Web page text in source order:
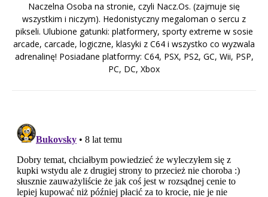
Naczelna Osoba na stronie, czyli Nacz.Os. (zajmuje się
wszystkim i niczym). Hedonistyczny megaloman o sercu z
pikseli. Ulubione gatunki: platformery, sporty extreme w sosie
arcade, carcade, logiczne, klasyki z C64 i wszystko co wyzwala
adrenalinę! Posiadane platformy: C64, PSX, PS2, GC, Wii, PSP,
PC, DC, Xbox